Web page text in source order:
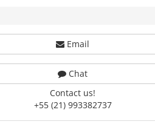
Email
Chat
Contact us!
+55 (21) 993382737